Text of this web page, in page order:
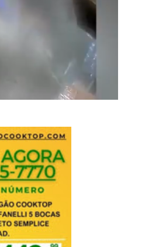
meses antes de morte de trabalhador
em Samambaia
em Samambaia
pela Justiça
os feirantes do DF
e adolescentes
Tatu por Samambaia, Recanto das